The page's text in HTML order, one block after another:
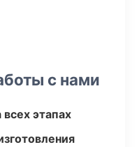
с нами
всех этапах